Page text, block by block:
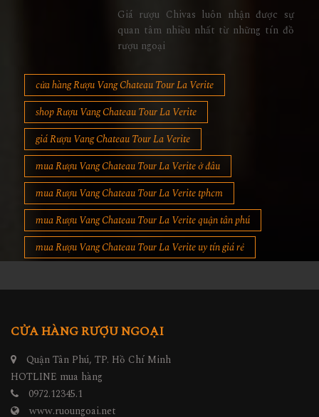
Giá rượu Chivas luôn nhận được sự
quan tâm nhiều nhất từ những tín đồ
rượu ngoại
cửa hàng Rượu Vang Chateau Tour La Verite
shop Rượu Vang Chateau Tour La Verite
giá Rượu Vang Chateau Tour La Verite
mua Rượu Vang Chateau Tour La Verite ở đâu
mua Rượu Vang Chateau Tour La Verite tphcm
mua Rượu Vang Chateau Tour La Verite quận tân phú
mua Rượu Vang Chateau Tour La Verite uy tín giá rẻ
CỬA HÀNG RƯỢU NGOẠI
Quận Tân Phú, TP. Hồ Chí Minh
HOTLINE mua hàng
0972.12345.1
www.ruoungoai.net